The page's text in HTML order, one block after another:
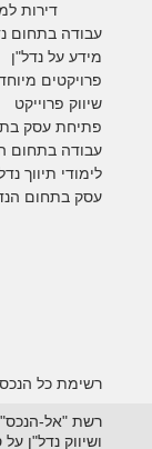
דירות
עבודה בתחום
מידע על נדל"ן
פרויקטים
שיווק פרוייקט
פתיחת עסק
עבודה בתחום
לימודי תיווך
עסק בתחום
רשימת כל